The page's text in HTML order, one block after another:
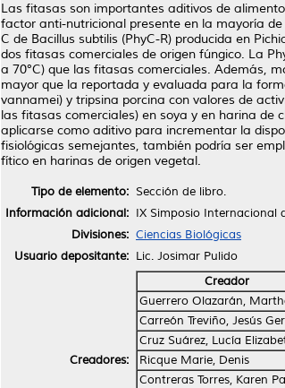
Las fitasas son importantes aditivos de
factor anti-nutricional presente en la mayoría
C de Bacillus subtilis (PhyC-R) producida en
dos fitasas comerciales de origen fúngico. La
a 70°C) que las fitasas comerciales. Además,
mayor que la reportada y evaluada para la
vannamei) y tripsina porcina con valores de
las fitasas comerciales) en soya y en harina de
aplicarse como aditivo para incrementar la
fisiológicas semejantes, también podría ser
fítico en harinas de origen vegetal.
Tipo de elemento: Sección de libro.
Información adicional: IX Simposio Internacional
Divisiones: Ciencias Biológicas
Usuario depositante: Lic. Josimar Pulido
Creadores:
Creador
Guerrero Olazarán,
Carreón Treviño, Jesús
Cruz Suárez, Lucía
Ricque Marie, Denis
Contreras Torres, Karen